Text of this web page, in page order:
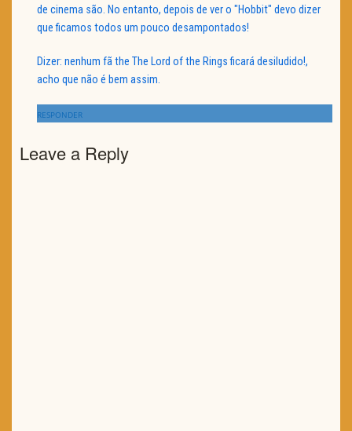
de cinema são. No entanto, depois de ver o "Hobbit" devo dizer
que ficamos todos um pouco desampontados!
Dizer: nenhum fã the The Lord of the Rings ficará desiludido!,
acho que não é bem assim.
RESPONDER
Leave a Reply